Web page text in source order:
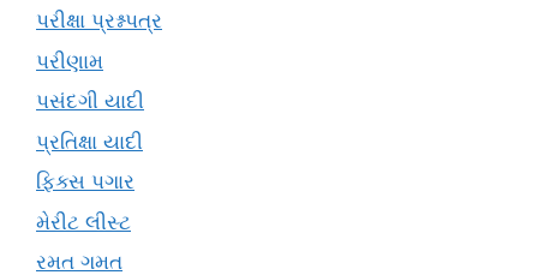
પરીક્ષા પ્રશ્નપત્ર
પરીણામ
પસંદગી યાદી
પ્રતિક્ષા યાદી
ફિક્સ પગાર
મેરીટ લીસ્ટ
રમત ગમત